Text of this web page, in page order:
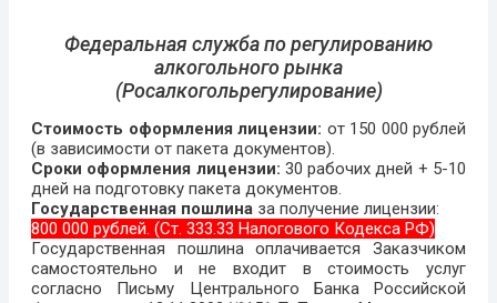
Федеральная служба по регулированию
алкогольного рынка
(Росалкогольрегулирование)
Стоимость оформления лицензии: от 150 000 рублей
(в зависимости от пакета документов).
Сроки оформления лицензии: 30 рабочих дней + 5-10
дней на подготовку пакета документов.
Государственная пошлина за получение лицензии:
800 000 рублей. (Ст. 333.33 Налогового Кодекса РФ)
Государственная пошлина оплачивается Заказчиком
самостоятельно и не входит в стоимость услуг
согласно Письму Центрального Банка Российской